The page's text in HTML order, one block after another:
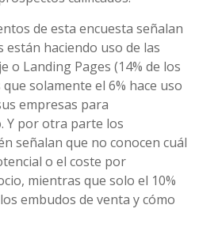
de esta encuesta señalan
haciendo uso de las
o Landing Pages (14% de los
solamente el 6% hace uso
empresas para
Y por otra parte los
señalan que no conocen cuál
o el coste por
mientras que solo el 10%
embudos de venta y cómo